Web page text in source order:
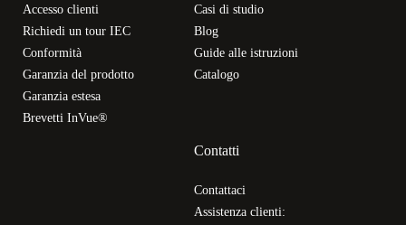
Accesso clienti
Richiedi un tour IEC
Conformità
Garanzia del prodotto
Garanzia estesa
Brevetti InVue®
Casi di studio
Blog
Guide alle istruzioni
Catalogo
Contatti
Contattaci
Assistenza clienti: